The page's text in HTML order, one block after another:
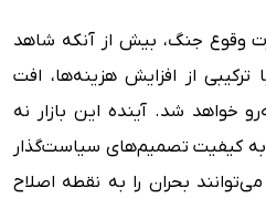
وقوع جنگ، بیش از آنکه شاهد
از افزایش هزینه‌ها، افت
خواهد شد. آینده این بازار نه
به کیفیت تصمیم‌های سیاست‌گذار
بحران را به نقطه اصلاح